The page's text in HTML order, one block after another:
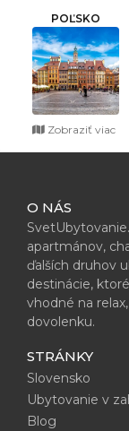
POĽSKO
Zobraziť viac
O NÁS
apartmánov,
ďalších druhov
destinácie,
vhodné na
dovolenku.
STRÁNKY
Slovensko
Ubytovanie v
Blog